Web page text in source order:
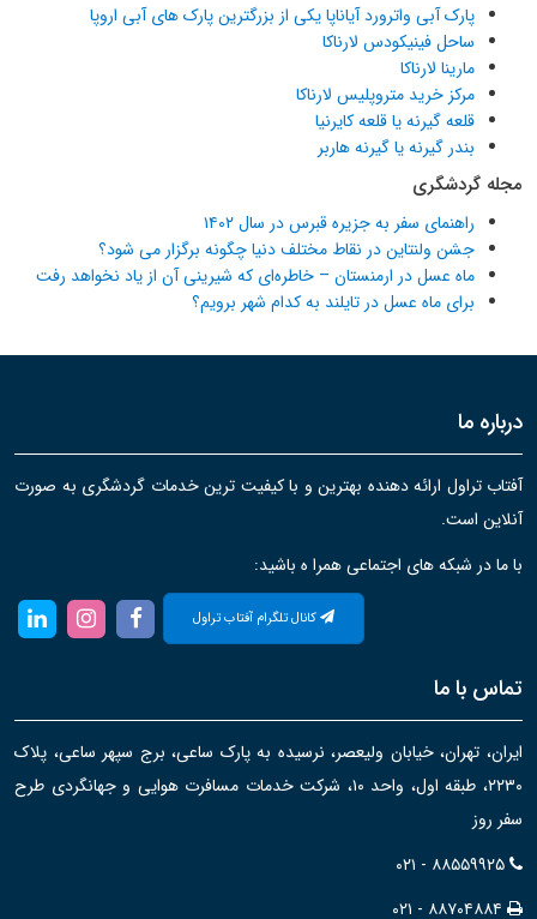
پارک آبی واترورد آیاناپا یکی از بزرگترین پارک های آبی اروپا
ساحل فینیکودس لارناکا
مارینا لارناکا
مرکز خرید متروپلیس لارناکا
قلعه گیرنه یا قلعه کایرنیا
بندر گیرنه یا گیرنه هاربر
مجله گردشگری
راهنمای سفر به جزیره قبرس در سال ۱۴۰۲
جشن ولنتاین در نقاط مختلف دنیا چگونه برگزار می شود؟
ماه عسل در ارمنستان – خاطره‌ای که شیرینی آن از یاد نخواهد رفت
برای ماه عسل در تایلند به کدام شهر برویم؟
درباره ما
آفتاب تراول ارائه دهنده بهترین و با کیفیت ترین خدمات گردشگری به صورت
آنلاین است.
با ما در شبکه های اجتماعی همرا ه باشید:
کانال تلگرام آفتاب تراول
تماس با ما
ایران، تهران، خیابان ولیعصر، نرسیده به پارک ساعی، برج سپهر ساعی، پلاک
۲۲۳۰، طبقه اول، واحد ۱۰، شرکت خدمات مسافرت هوایی و جهانگردی طرح
سفر روز
۰۲۱ - ۸۸۵۵۹۹۲۵
۰۲۱ - ۸۸۷۰۴۸۸۴